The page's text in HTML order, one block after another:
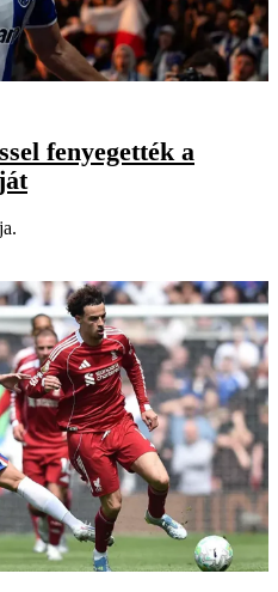
fenyegették a